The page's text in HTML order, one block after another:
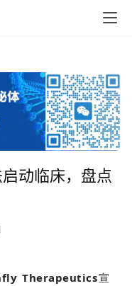
动临床，盘点
Therapeutics宣